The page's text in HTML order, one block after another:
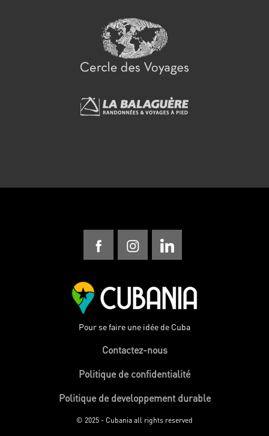
Pour se faire une idée de Cuba
Contactez-nous
Politique de confidentialité
Politique de developpement durable
© 2025 - Cubania all rights reserved